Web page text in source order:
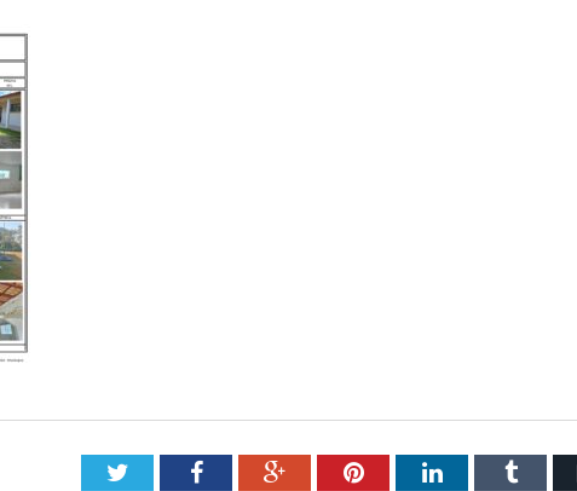
TwitterFacebookGoogle+PinterestLinkedIn